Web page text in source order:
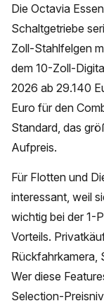
Die Octavia
Schaltgetriebe
Zoll-Stahlfelgen
dem 10-Zoll-
2026 ab 29.140
Euro für den
Standard, das
Aufpreis.
Für Flotten und
interessant, weil
wichtig bei der 1-
Vorteils.
Rückfahrkamera,
Wer diese
Selection-